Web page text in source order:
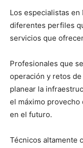
Los especialistas
diferentes perfiles
servicios que
Profesionales que
operación y retos
planear la
el máximo
en el futuro.
Técnicos altamente